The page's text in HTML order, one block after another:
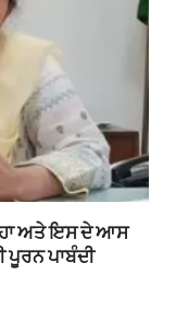
ਅਤੇ ਇਸ ਦੇ ਆਸ
ਪੂਰਨ ਪਾਬੰਦੀ